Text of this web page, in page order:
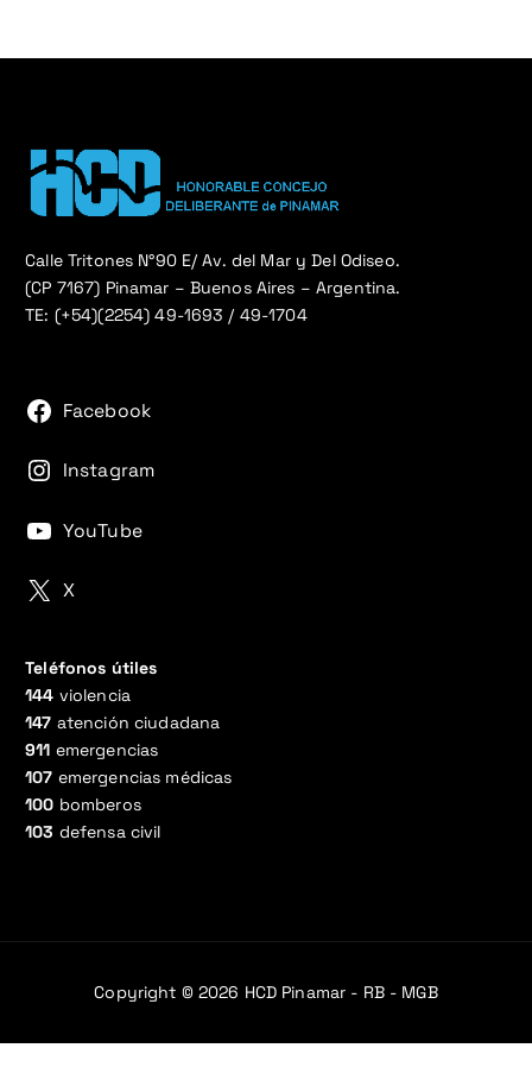
Calle Tritones N°90 E/ Av. del Mar y Del Odiseo.
(CP 7167) Pinamar – Buenos Aires – Argentina.
TE: (+54)(2254) 49-1693 / 49-1704
Facebook
Instagram
YouTube
X
Teléfonos útiles
144 violencia
147 atención ciudadana
911 emergencias
107 emergencias médicas
100 bomberos
103 defensa civil
Copyright © 2026 HCD Pinamar - RB - MGB